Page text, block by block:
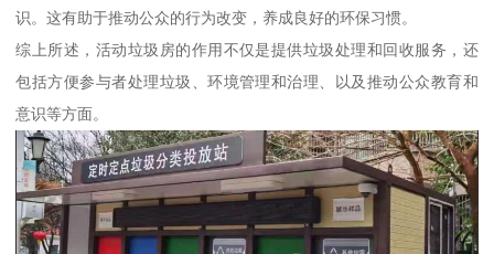
识。这有助于推动公众的行为改变，养成良好的环保习惯。
综上所述，活动垃圾房的作用不仅是提供垃圾处理和回收服务，还
包括方便参与者处理垃圾、环境管理和治理、以及推动公众教育和
意识等方面。